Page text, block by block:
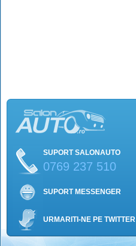
SUPORT SALONAUTO
0769 237 510
SUPORT MESSENGER
URMARITI-NE PE TWITTER